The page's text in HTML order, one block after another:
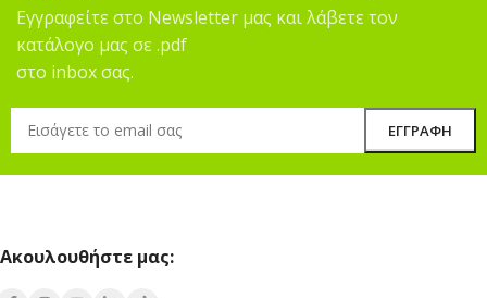
Εγγραφείτε στο Newsletter μας και λάβετε τον
κατάλογο μας σε .pdf
στο inbox σας.
Ακουλουθήστε μας: